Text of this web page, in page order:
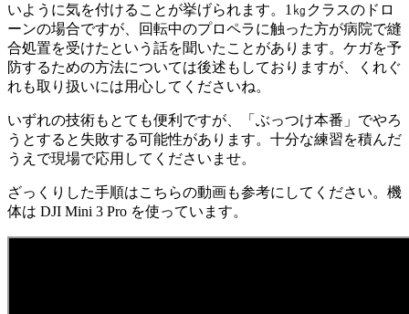
いように気を付けることが挙げられます。1㎏クラスのドロ
ーンの場合ですが、回転中のプロペラに触った方が病院で縫
合処置を受けたという話を聞いたことがあります。ケガを予
防するための方法については後述もしておりますが、くれぐ
れも取り扱いには用心してくださいね。
いずれの技術もとても便利ですが、「ぶっつけ本番」でやろ
うとすると失敗する可能性があります。十分な練習を積んだ
うえで現場で応用してくださいませ。
ざっくりした手順はこちらの動画も参考にしてください。機
体は DJI Mini 3 Pro を使っています。